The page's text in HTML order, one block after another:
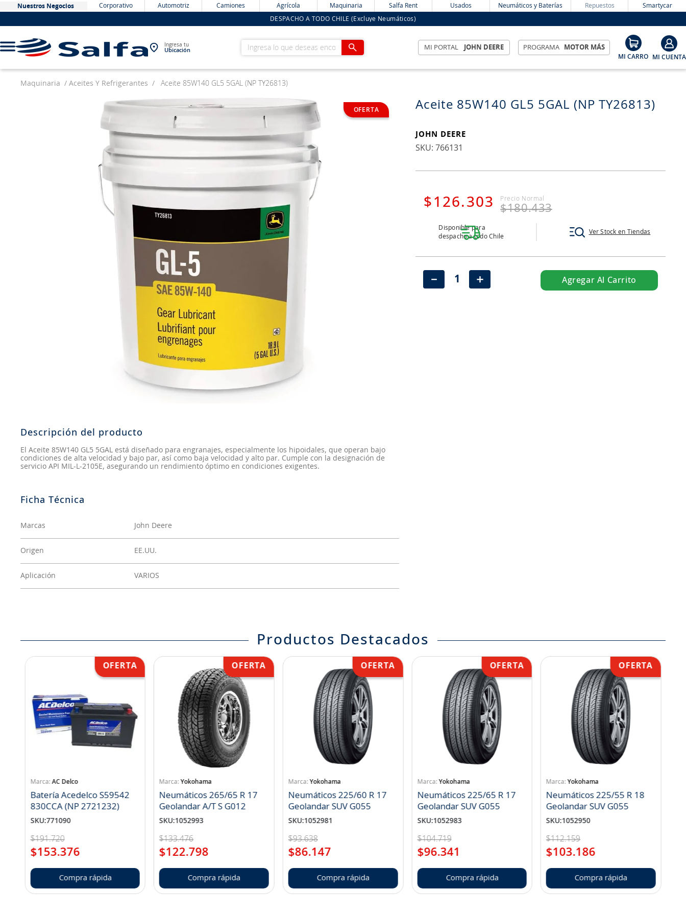
Nuestros Negocios Corporativo Automotriz Camiones Agrícola Maquinaria Salfa Rent Usados Neumáticos y Baterías Repuestos Smartycar
DESPACHO A TODO CHILE (Excluye Neumáticos)
Ingresa tu
Ubicación
Ingresa lo que deseas encontrar MI PORTAL JOHN DEERE PROGRAMA MOTOR MÁS
Maquinaria Aceites Y Refrigerantes Aceite 85W140 GL5 5GAL (NP TY26813)
Descripción del producto
El Aceite 85W140 GL5 5GAL está diseñado para engranajes, especialmente los hipoidales, que operan bajo
condiciones de alta velocidad y bajo par, así como baja velocidad y alto par. Cumple con la designación de
servicio API MIL-L-2105E, asegurando un rendimiento óptimo en condiciones exigentes.
Marcas John Deere
Origen EE.UU.
Aplicación VARIOS
Aceite 85W140 GL5 5GAL (NP TY26813)
JOHN DEERE
: 766131
$ 126. 303 $180.433
Disponible para
despacho a todo Chile
Ver Stock en Tiendas
＋
－ Agregar Al Carrito
Productos Destacados
AC Delco
Batería Acedelco S59542
830CCA (NP 2721232)
SKU:771090
$191.720
$153.376
Compra rápida
Yokohama
Neumáticos 265/65 R 17
Geolandar A/T S G012
SKU:1052993
$133.476
$122.798
Compra rápida
Yokohama
Neumáticos 225/60 R 17
Geolandar SUV G055
SKU:1052981
$93.638
$86.147
Compra rápida
Yokohama
Neumáticos 225/65 R 17
Geolandar SUV G055
SKU:1052983
$104.719
$96.341
Compra rápida
Yokohama
Neumáticos 225/55 R 18
Geolandar SUV G055
SKU:1052950
$112.159
$103.186
Compra rápida